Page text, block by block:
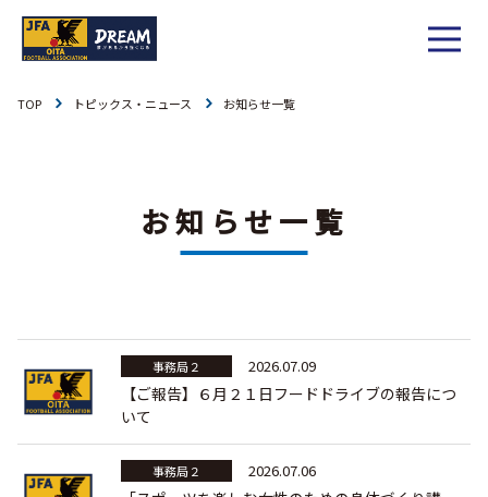
1種 社会人
委員会概要
チーム一覧
委員会概要
年間スケジュール
ダウンロード
委員会概要
リーグ戦
チーム一覧
お知らせ
過去履歴
キッズ
お知らせ
女子
TOP トピックス・ニュース お知らせ一覧
お知らせ一覧
【ご報告】６月２１日フードドライブの報告につ
いて
2026.07.09
事務局２
2026.07.06
事務局２